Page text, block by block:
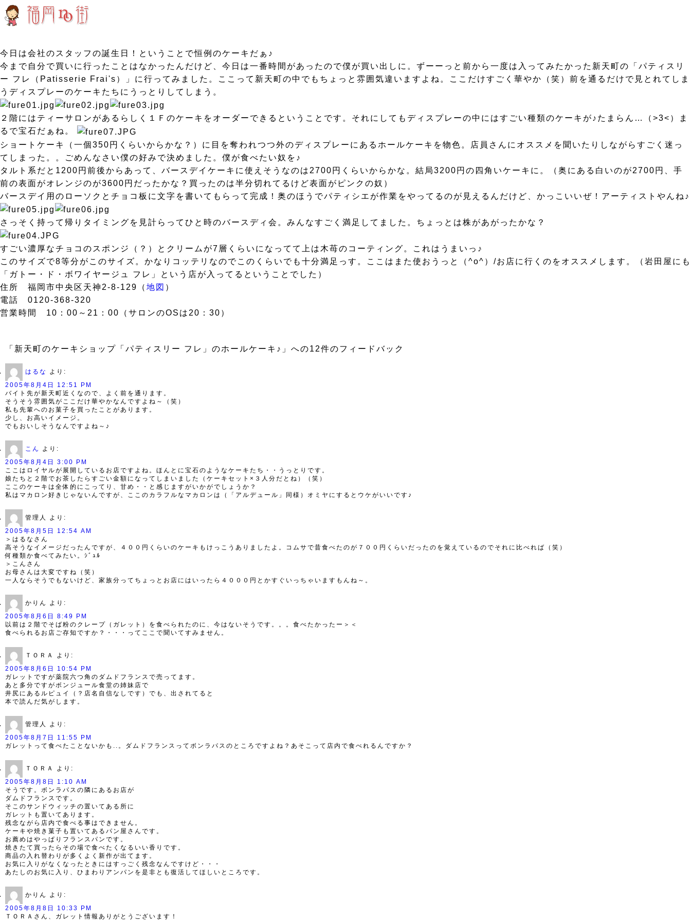
今日は会社のスタッフの誕生日！ということで恒例のケーキだぁ♪
今まで自分で買いに行ったことはなかったんだけど、今日は一番時間があったので僕が買い出しに。ずーーっと前から一度は入ってみたかった新天町の「パティスリ
ー フレ（Patisserie Frai's）」に行ってみました。ここって新天町の中でもちょっと雰囲気違いますよね。ここだけすごく華やか（笑）前を通るだけで見とれてしま
うディスプレーのケーキたちにうっとりしてしまう。
２階にはティーサロンがあるらしく１Ｆのケーキをオーダーできるということです。それにしてもディスプレーの中にはすごい種類のケーキが♪たまらん…（>3<）ま
るで宝石だぁね。
ショートケーキ（一個350円くらいからかな？）に目を奪われつつ外のディスプレーにあるホールケーキを物色。店員さんにオススメを聞いたりしながらすごく迷っ
てしまった。。ごめんなさい僕の好みで決めました。僕が食べたい奴を♪
タルト系だと1200円前後からあって、バースデイケーキに使えそうなのは2700円くらいからかな。結局3200円の四角いケーキに。（奥にある白いのが2700円、手
前の表面がオレンジのが3600円だったかな？買ったのは半分切れてるけど表面がピンクの奴）
バースデイ用のローソクとチョコ板に文字を書いてもらって完成！奥のほうでパティシエが作業をやってるのが見えるんだけど、かっこいいぜ！アーティストやんね♪
さっそく持って帰りタイミングを見計らってひと時のバースディ会。みんなすごく満足してました。ちょっとは株があがったかな？
すごい濃厚なチョコのスポンジ（？）とクリームが7層くらいになってて上は木苺のコーティング。これはうまいっ♪
このサイズで8等分がこのサイズ。かなりコッテリなのでこのくらいでも十分満足っす。ここはまた使おうっと（^o^）/お店に行くのをオススメします。（岩田屋にも
「ガトー・ド・ボワイヤージュ フレ」という店が入ってるということでした）
住所 福岡市中央区天神2-8-129（ 地図 ）
電話 0120-368-320
営業時間 10：00～21：00（サロンのOSは20：30）
「新天町のケーキショップ「パティスリー フレ」のホールケーキ♪」への12件のフィードバック
はるな
より:
2005年8月4日 12:51 PM
バイト先が新天町近くなので、よく前を通ります。
そうそう雰囲気がここだけ華やかなんですよね～（笑）
私も先輩へのお菓子を買ったことがあります。
少し、お高いイメージ。
でもおいしそうなんですよね～♪
こん
より:
2005年8月4日 3:00 PM
ここはロイヤルが展開しているお店ですよね。ほんとに宝石のようなケーキたち・・うっとりです。
娘たちと２階でお茶したらすごい金額になってしまいました（ケーキセット×３人分だとね）（笑）
ここのケーキは全体的にこってり、甘め・・と感じますがいかがでしょうか？
私はマカロン好きじゃないんですが、ここのカラフルなマカロンは（「アルデュール」同様）オミヤにするとウケがいいです♪
管理人
より:
2005年8月5日 12:54 AM
＞はるなさん
高そうなイメージだったんですが、４００円くらいのケーキもけっこうありましたよ。コムサで昔食べたのが７００円くらいだったのを覚えているのでそれに比べれば（笑）
何種類か食べてみたい。ｼﾞｭﾙ
＞こんさん
お母さんは大変ですね（笑）
一人ならそうでもないけど、家族分ってちょっとお店にはいったら４０００円とかすぐいっちゃいますもんね～。
かりん
より:
2005年8月6日 8:49 PM
以前は２階でそば粉のクレープ（ガレット）を食べられたのに、今はないそうです。。。食べたかったー＞＜
食べられるお店ご存知ですか？・・・ってここで聞いてすみません。
ＴＯＲＡ
より:
2005年8月6日 10:54 PM
ガレットですが薬院六つ角のダムドフランスで売ってます。
あと多分ですがボンジュール食堂の姉妹店で
井尻にあるルピュイ（？店名自信なしです）でも、出されてると
本で読んだ気がします。
管理人
より:
2005年8月7日 11:55 PM
ガレットって食べたことないかも..。ダムドフランスってボンラパスのところですよね？あそこって店内で食べれるんですか？
ＴＯＲＡ
より:
2005年8月8日 1:10 AM
そうです。ボンラパスの隣にあるお店が
ダムドフランスです。
そこのサンドウィッチの置いてある所に
ガレットも置いてあります。
残念ながら店内で食べる事はできません。
ケーキや焼き菓子も置いてあるパン屋さんです。
お薦めはやっぱりフランスパンです。
焼きたて買ったらその場で食べたくなるいい香りです。
商品の入れ替わりが多くよく新作が出てます。
お気に入りがなくなったときにはすっごく残念なんですけど・・・
あたしのお気に入り、ひまわりアンパンを是非とも復活してほしいところです。
かりん
より:
2005年8月8日 10:33 PM
ＴＯＲＡさん、ガレット情報ありがとうございます！